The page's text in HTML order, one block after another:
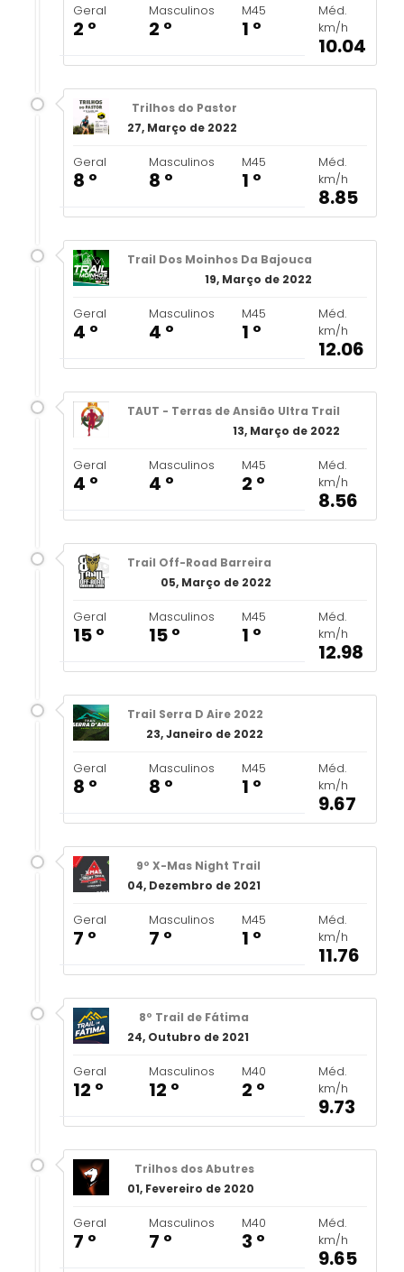
Geral
2 º
Masculinos
2 º
M45
1 º
Méd.
km/h
10.04
Trilhos do Pastor
27, Março de 2022
Geral
8 º
Masculinos
8 º
M45
1 º
Méd.
km/h
8.85
Trail Dos Moinhos Da Bajouca
19, Março de 2022
Geral
4 º
Masculinos
4 º
M45
1 º
Méd.
km/h
12.06
TAUT - Terras de Ansião Ultra Trail
13, Março de 2022
Geral
4 º
Masculinos
4 º
M45
2 º
Méd.
km/h
8.56
Trail Off-Road Barreira
05, Março de 2022
Geral
15 º
Masculinos
15 º
M45
1 º
Méd.
km/h
12.98
Trail Serra D Aire 2022
23, Janeiro de 2022
Geral
8 º
Masculinos
8 º
M45
1 º
Méd.
km/h
9.67
9º X-Mas Night Trail
04, Dezembro de 2021
Geral
7 º
Masculinos
7 º
M45
1 º
Méd.
km/h
11.76
8º Trail de Fátima
24, Outubro de 2021
Geral
12 º
Masculinos
12 º
M40
2 º
Méd.
km/h
9.73
Trilhos dos Abutres
01, Fevereiro de 2020
Geral
7 º
Masculinos
7 º
M40
3 º
Méd.
km/h
9.65